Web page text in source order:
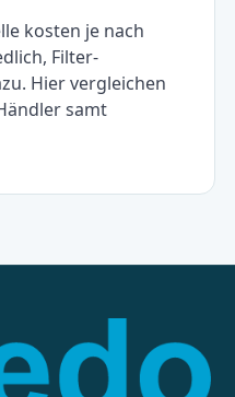
kosten je nach
Filter-
Hier vergleichen
samt